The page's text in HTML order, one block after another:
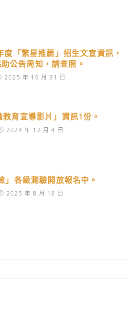
「繁星推薦」招生文宣資訊，
公告周知，請查照。
2025 年 10 月 31 日
育宣導影片」資訊1份。
2024 年 12 月 4 日
」各級測驗開放報名中。
2025 年 8 月 18 日